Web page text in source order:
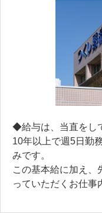
◆給与は、当直をし
10年以上で週5日勤
みです。
この基本給に加え、
っていただくお仕事